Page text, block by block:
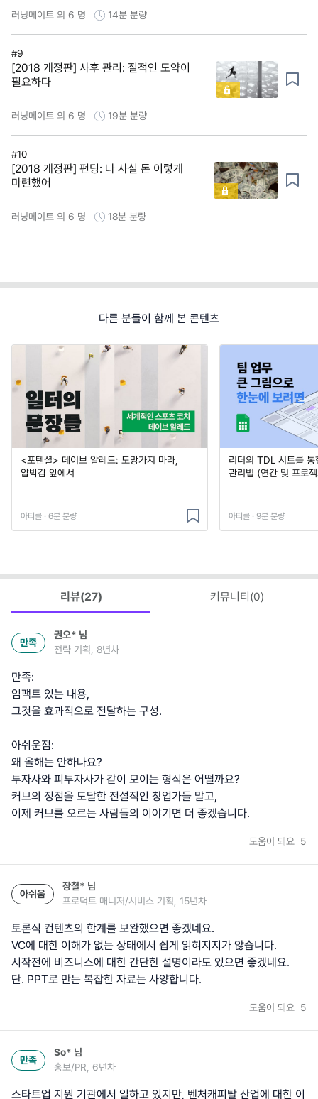
러닝메이트 외 6 명 14분 분량
#9
[2018 개정판] 사후 관리: 질적인 도약이
필요하다
러닝메이트 외 6 명 19분 분량
#10
[2018 개정판] 펀딩: 나 사실 돈 이렇게
마련했어
러닝메이트 외 6 명 18분 분량
다른 분들이 함께 본 콘텐츠
<포텐셜> 데이브 알레드: 도망가지 마라,
압박감 앞에서
아티클 · 6분 분량
리더의 TDL 시트를
관리법 (연간 및 프로
아티클 · 9분 분량
리뷰(27) 커뮤니티(0)
만족
권오* 님
전략 기획, 8년차
만족:
임팩트 있는 내용,
그것을 효과적으로 전달하는 구성.
아쉬운점:
왜 올해는 안하나요?
투자사와 피투자사가 같이 모이는 형식은 어떨까요?
커브의 정점을 도달한 전설적인 창업가들 말고,
이제 커브를 오르는 사람들의 이야기면 더 좋겠습니다.
도움이 돼요 5
아쉬움
장철* 님
프로덕트 매니저/서비스 기획, 15년차
토론식 컨텐츠의 한계를 보완했으면 좋겠네요.
VC에 대한 이해가 없는 상태에서 쉽게 읽혀지지가 않습니다.
시작전에 비즈니스에 대한 간단한 설명이라도 있으면 좋겠네요.
단. PPT로 만든 복잡한 자료는 사양합니다.
도움이 돼요 5
만족
So* 님
홍보/PR, 6년차
스타트업 지원 기관에서 일하고 있지만, 벤처캐피탈 산업에 대한 이